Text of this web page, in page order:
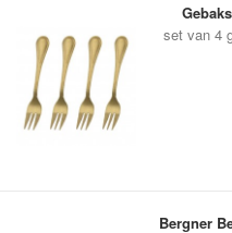
set van 4
Bergner